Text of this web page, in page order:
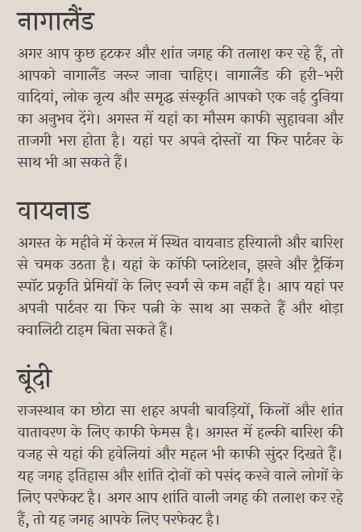
नागालैंड
अगर आप कुछ हटकर और शांत जगह की तलाश कर रहे हैं, तो
आपको नागालैंड जरूर जाना चाहिए। नागालैंड की हरी-भरी
वादियां, लोक नृत्य और समृद्ध संस्कृति आपको एक नई दुनिया
का अनुभव देंगे। अगस्त में यहां का मौसम काफी सुहावना और
ताजगी भरा होता है। यहां पर अपने दोस्तों या फिर पार्टनर के
साथ भी आ सकते हैं।
वायनाड
अगस्त के महीने में केरल में स्थित वायनाड हरियाली और बारिश
से चमक उठता है। यहां के कॉफी प्लांटेशन, झरने और ट्रैकिंग
स्पॉट प्रकृति प्रेमियों के लिए स्वर्ग से कम नहीं है। आप यहां पर
अपनी पार्टनर या फिर पत्नी के साथ आ सकते हैं और थोड़ा
क्वालिटी टाइम बिता सकते हैं।
बूंदी
राजस्थान का छोटा सा शहर अपनी बावड़ियों, किलों और शांत
वातावरण के लिए काफी फेमस है। अगस्त में हल्की बारिश की
वजह से यहां की हवेलियां और महल भी काफी सुंदर दिखते हैं।
यह जगह इतिहास और शांति दोनों को पसंद करने वाले लोगों के
लिए परफेक्ट है। अगर आप शांति वाली जगह की तलाश कर रहे
हैं, तो यह जगह आपके लिए परफेक्ट है।